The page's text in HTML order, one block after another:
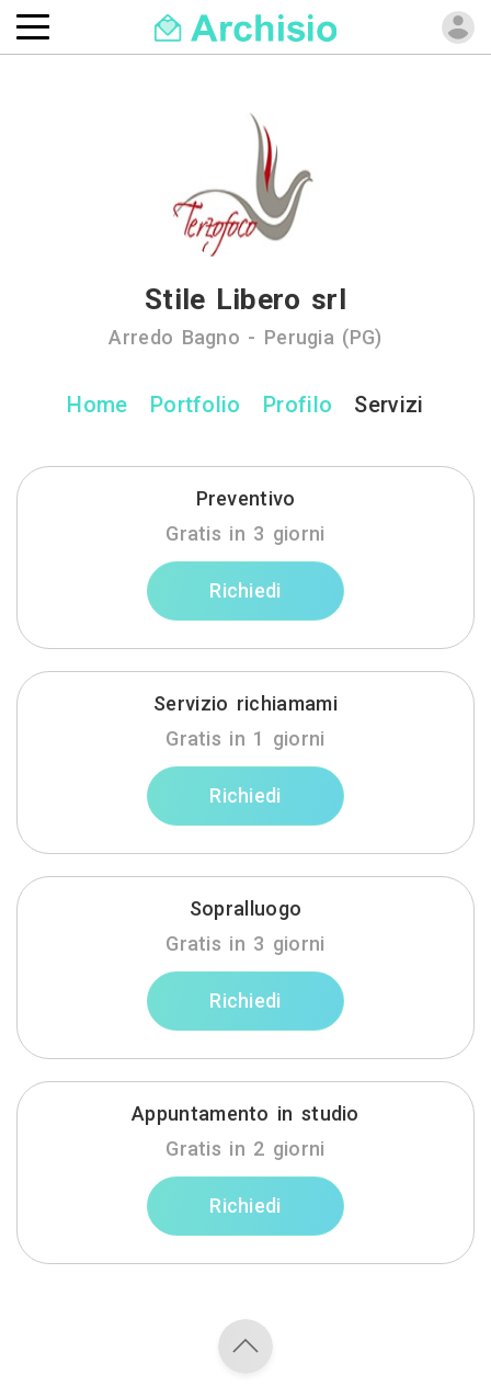
Stile Libero srl
Arredo Bagno - Perugia (PG)
Home Portfolio Profilo Servizi
Preventivo
Gratis in 3 giorni
Richiedi
Servizio richiamami
Gratis in 1 giorni
Richiedi
Sopralluogo
Gratis in 3 giorni
Richiedi
Appuntamento in studio
Gratis in 2 giorni
Richiedi